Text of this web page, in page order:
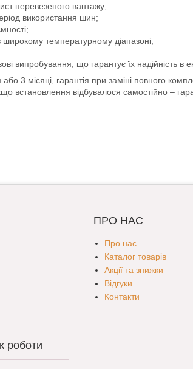
перевезеного вантажу;
використання шин;
широкому температурному діапазоні;
випробування, що гарантує їх надійність в
3 місяці, гарантія при заміні повного
встановлення відбувалося самостійно –
ПРО НАС
Про нас
Каталог товарів
Акції та знижки
Відгуки
Контакти
роботи